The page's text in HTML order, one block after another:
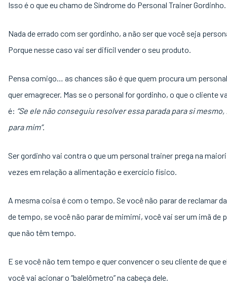
Isso é o que eu chamo de Síndrome do Personal Trainer Gordinho.
Nada de errado com ser gordinho, a não ser que você seja
Porque nesse caso vai ser difícil vender o seu produto.
Pensa comigo… as chances são é que quem procura um
quer emagrecer. Mas se o personal for gordinho, o que o cliente
é: “Se ele não conseguiu resolver essa parada para si mesmo,
para mim”.
Ser gordinho vai contra o que um personal trainer prega na
vezes em relação a alimentação e exercício físico.
A mesma coisa é com o tempo. Se você não parar de reclamar
de tempo, se você não parar de mimimi, você vai ser um imã de
que não têm tempo.
E se você não tem tempo e quer convencer o seu cliente de que
você vai acionar o “balelômetro” na cabeça dele.